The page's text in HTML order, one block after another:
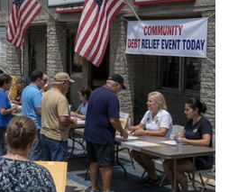
Ô tô - Xe máy
Ô tô
Xe máy
Tư vấn